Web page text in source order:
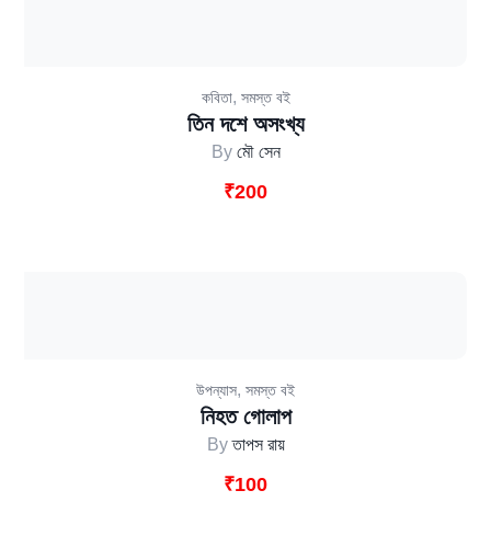
কবিতা, সমস্ত বই
তিন দশে অসংখ্য
By মৌ সেন
₹200
উপন্যাস, সমস্ত বই
নিহত গোলাপ
Byতাপস রায়
₹100